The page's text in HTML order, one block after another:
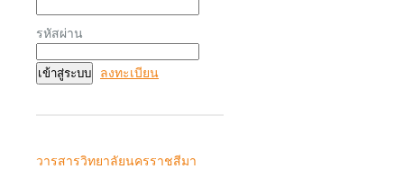
รหัสผ่าน
ลงทะเบียน
วารสารวิทยาลัยนครราชสีมา